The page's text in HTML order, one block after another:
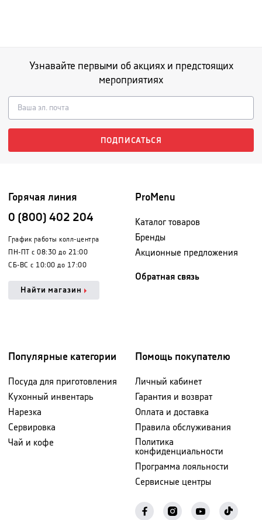
Узнавайте первыми об акциях и предстоящих
мероприятиях
ПОДПИСАТЬСЯ
Горячая линия
0 (800) 402 204
График работы колл-центра
ПН-ПТ с 08:30 до 21:00
СБ-ВС с 10:00 до 17:00
Найти магазин
ProMenu
Каталог товаров
Бренды
Акционные предложения
Обратная связь
Популярные категории
Посуда для приготовления
Кухонный инвентарь
Нарезка
Сервировка
Чай и кофе
Помощь покупателю
Личный кабинет
Гарантия и возврат
Оплата и доставка
Правила обслуживания
Политика
конфиденциальности
Программа лояльности
Сервисные центры